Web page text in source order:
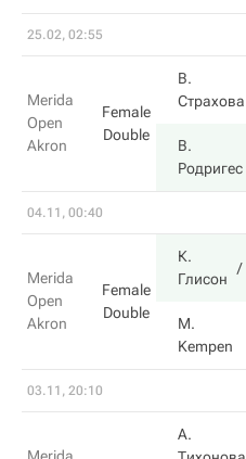
25.02, 02:55
Merida
Open
Akron
Female
Double
В.
Страхова
В.
Родригес
04.11, 00:40
Merida
Open
Akron
Female
Double
К.
Глисон
M.
Kempen
03.11, 20:10
А.